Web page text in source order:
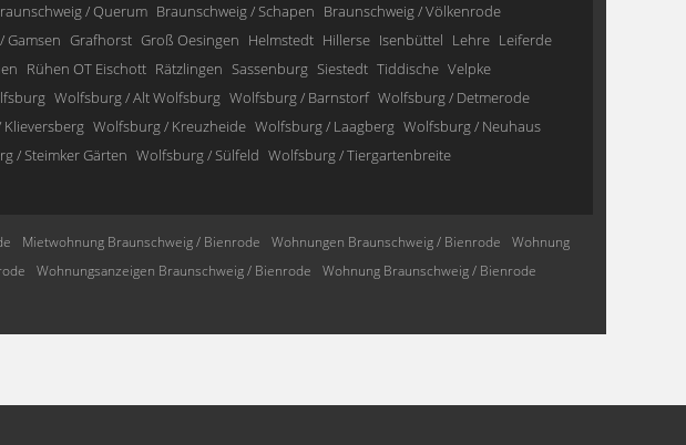
/ Querum Braunschweig / Schapen Braunschweig / Völkenrode
Gamsen Grafhorst Groß Oesingen Helmstedt Hillerse Isenbüttel Lehre Leiferde
Rühen OT Eischott Rätzlingen Sassenburg Siestedt Tiddische Velpke
Wolfsburg / Alt Wolfsburg Wolfsburg / Barnstorf Wolfsburg / Detmerode
Wolfsburg / Kreuzheide Wolfsburg / Laagberg Wolfsburg / Neuhaus
/ Steimker Gärten Wolfsburg / Sülfeld Wolfsburg / Tiergartenbreite
Mietwohnung Braunschweig / Bienrode Wohnungen Braunschweig / Bienrode
Wohnung
Wohnungsanzeigen Braunschweig / Bienrode
Wohnung Braunschweig / Bienrode